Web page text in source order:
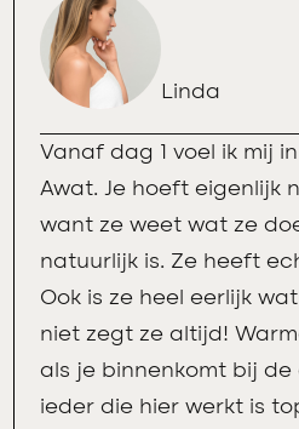
Linda
Vanaf dag 1 voel ik mij
Awat. Je hoeft eigenlijk
want ze weet wat ze
natuurlijk is. Ze heeft
Ook is ze heel eerlijk
niet zegt ze altijd!
als je binnenkomt bij de
ieder die hier werkt is